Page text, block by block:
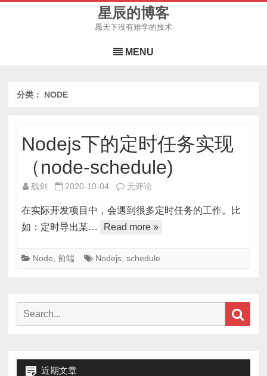
星辰的博客
愿天下没有难学的技术
to
content
MENU
分类： NODE
Nodejs下的定时任务实现
（node-schedule)
残剑 2020-10-04
Nodejs
的
定
任
现
无评论
在实际开发项目中，会遇到很多定时任务的工作。比
如：定时导出某…
Read more »
Node 前端 Nodejs schedule
Search
近期文章